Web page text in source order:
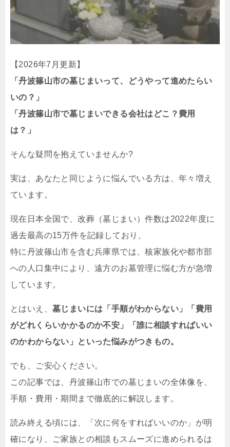
【2026年7月更新】
「丹波篠山市の墓じまいって、どうやって進めたらい
いの？」
「丹波篠山市で墓じまいできる会社はどこ？費用
は？」
そんな疑問を抱えていませんか?
実は、あなたと同じように悩んでいる方は、年々増え
ています。
現在日本全国で、改葬（墓じまい）件数は2022年度に
過去最高の15万件を記録しており、
特に丹波篠山市を含む兵庫県では、核家族化や都市部
への人口集中により、遠方のお墓管理に悩む方が急増
しています。
とはいえ、 墓じまいには「手順がわからない」「費用
がどれくらいかかるのか不安」「誰に相談すればいい
のかわからない」といった悩みがつきもの。
でも、ご安心ください。
この記事では、丹波篠山市での墓じまいの全体像を、
手順・費用・期間まで徹底的に解説します。
読み終える頃には、「次に何をすればいいのか」が明
確になり、ご家族との相談もスムーズに進められるは